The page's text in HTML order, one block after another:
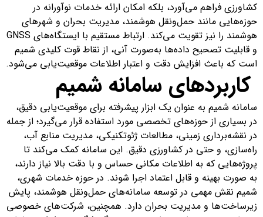
کشاورزی فراهم می‌آورد، بلکه امکان ارائه خدمات نوآورانه در
حوزه‌هایی مانند حمل‌ونقل هوشمند، مدیریت بحران و شهرهای
هوشمند را نیز تقویت می‌کند. ارتباط مستقیم با ایستگاه‌های GNSS
و قابلیت تصحیح داده‌ها به‌صورت آنی، از نقاط قوت کلیدی شمیم
است که باعث افزایش دقت و اعتبار اطلاعات موقعیت‌یابی می‌شود.
کاربردهای سامانه شمیم
سامانه شمیم به عنوان یک ابزار پیشرفته برای موقعیت‌یابی دقیق،
در بسیاری از حوزه‌های تخصصی مورد استفاده قرار می‌گیرد؛ از جمله
در نقشه‌برداری زمینی، مطالعات ژئوتکنیکی، مدیریت منابع آب،
راه‌سازی، و حتی در کشاورزی دقیق. این سامانه کمک می‌کند تا
پروژه‌هایی که به اطلاعات مکانی حساس و با دقت بالا نیاز دارند،
به صورت بهینه و قابل اعتماد اجرا شوند. در حوزه خدمات شهری،
شمیم نقش مهمی در توسعه سامانه‌های حمل‌ونقل هوشمند، پایش
زیرساخت‌ها و مدیریت بحران دارد. همچنین، شرکت‌های خصوصی